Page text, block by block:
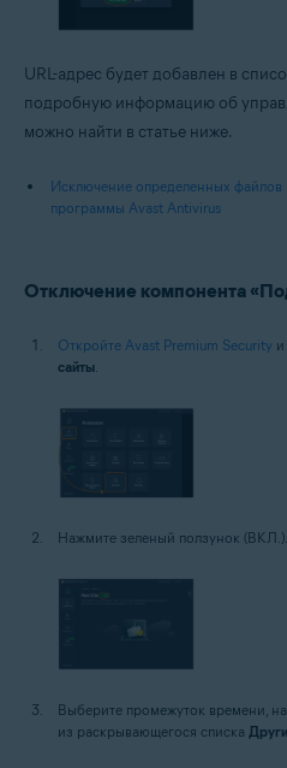
URL-адрес будет добавлен в
подробную информацию об
можно найти в статье ниже.
Исключение определенных файлов
программы Avast Antivirus
Отключение компонента
Откройте Avast Premium Security
сайты.
Нажмите зеленый ползунок (ВКЛ.).
Выберите промежуток времени,
из раскрывающегося списка